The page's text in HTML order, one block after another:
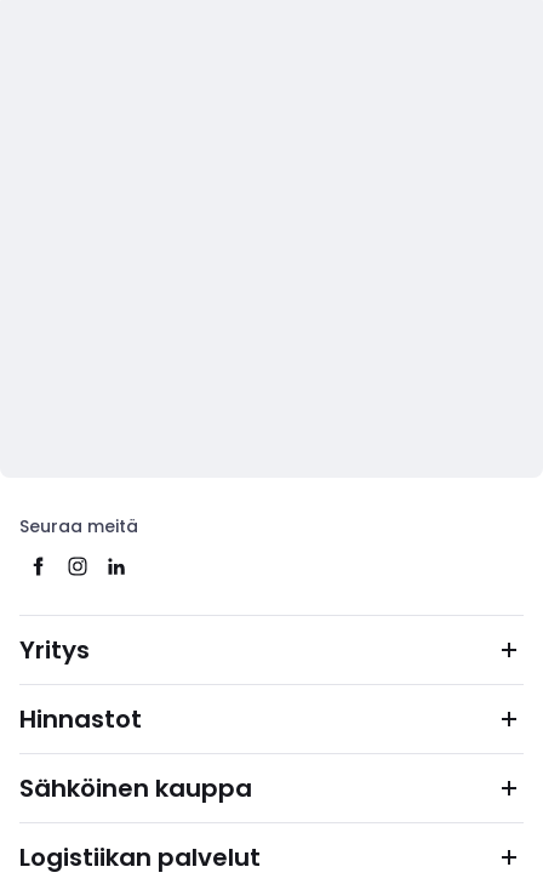
Seuraa meitä
Yritys
Hinnastot
Sähköinen kauppa
Logistiikan palvelut